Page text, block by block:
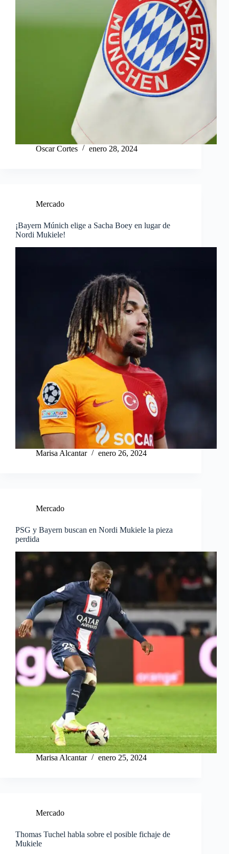
Oscar Cortes enero 28, 2024
Mercado
¡Bayern Múnich elige a Sacha Boey en lugar de
Nordi Mukiele!
Marisa Alcantar enero 26, 2024
Mercado
PSG y Bayern buscan en Nordi Mukiele la pieza
perdida
Marisa Alcantar enero 25, 2024
Mercado
Thomas Tuchel habla sobre el posible fichaje de
Mukiele